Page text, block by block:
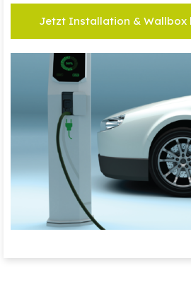
Jetzt Installation & Wallbox